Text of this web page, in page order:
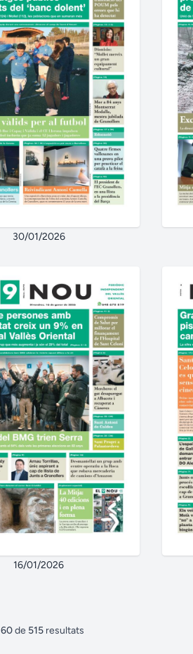
30/01/2026
16/01/2026
60de 515 resultats